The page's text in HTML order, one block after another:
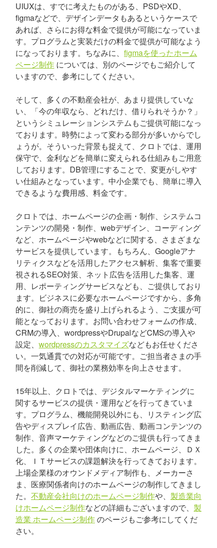
UIUXは、すでに考えたものがある、PSDやXD、
figmaなどで、デザインデータもあるというケースで
あれば、さらにお得な料金で提供が可能になっていま
す。プログラムと実装だけの料金で提供が可能なよう
になっております。ちなみに、 figmaを使ったホーム
ページ制作 については、別のページでもご紹介して
いますので、参考にしてください。
そして、多くの不動産会社が、あまり提供していな
い、「今の年収なら、どれだけ、借りられそうか？」
というシミュレーションシステムもご提供可能になっ
ております。時勢によって変わる部分が多いからでし
ょうが。そういった背景も捉えて、クロトでは、運用
保守で、金利などを簡単に変えられる仕組みもご用意
しております。DB管理にすることで、変更がしやす
い仕組みとなっています。中小企業でも、簡単に導入
できるような費用感、料金です。
クロトでは、ホームページの企画・制作、システムコ
ンテンツの開発・制作、webデザイン、コーディング
など、ホームページやwebなどに関する、さまざまな
サービスを提供しています。もちろん、Googleアナ
リティクスなどを活用したアクセス解析、集客で重要
視されるSEO対策、ネット広告を活用した集客、運
用、レポーティングサービスなども、ご提供しており
ます。ビジネスに必要なホームページですから、多角
的に、御社の商売を盛り上げられるよう、ご支援が可
能となっております。お問い合わせフォームの作成、
CRMの導入、wordpressやDrupalなどCMSの導入や
設定、 wordpressのカスタマイズなどもお任せくださ
い。一気通貫での対応が可能です。ご担当者さまの手
間を削減して、御社の業務効率を向上させます。
15年以上、クロトでは、デジタルマーケティングに
関するサービスの提供・運用などを行ってきていま
す。プログラム、機能開発以外にも、リスティング広
告やディスプレイ広告、動画広告、動画コンテンツの
制作、音声マーケティングなどのご提供も行ってきま
した。多くの企業や団体向けに、ホームページ、ＤＸ
化、ＩＴサービスの課題解決を行ってきております。
上場企業様のオウンドメディア制作も、メーカーさ
ま、医療関係者向けのホームページの制作してきまし
た。 不動産会社向けのホームページ制作や、 製造業向
けホームページ制作などの詳細もございますので、 製
造業 ホームページ制作のページもご参考にしてくだ
さい。